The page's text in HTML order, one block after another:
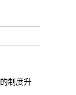
制度升